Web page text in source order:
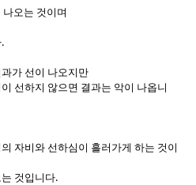
나오는 것이며
.
가 선이 나오지만
선하지 않으면 결과는 악이 나옵니
자비와 선하심이 흘러가게 하는 것이
것입니다.